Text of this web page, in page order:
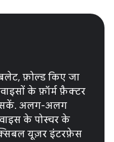
फ़ोल्ड किए जा
के फ़ॉर्म फ़ैक्टर
सकें. अलग-अलग
के पोस्चर के
यूज़र इंटरफ़ेस